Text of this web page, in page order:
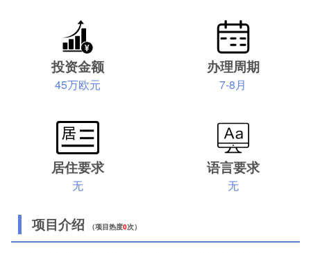
投资金额
45万欧元
办理周期
7-8月
居住要求
无
语言要求
无
项目介绍 （项目热度0次）